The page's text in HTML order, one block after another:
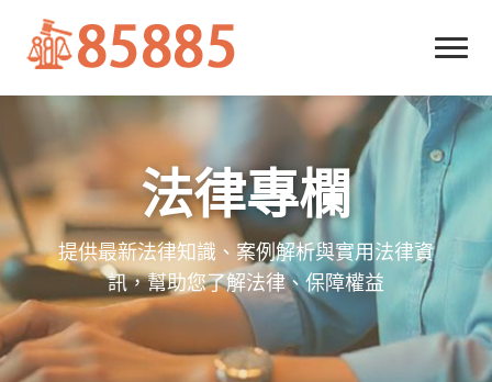
法律專欄
提供最新法律知識、案例解析與實用法律資
訊，幫助您了解法律、保障權益